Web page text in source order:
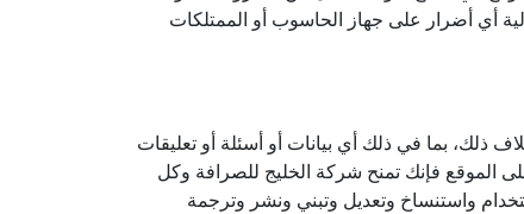
أي أضرار على جهاز الحاسوب أو الممتلكات
ذلك، بما في ذلك أي بيانات أو أسئلة أو تعليقات
الموقع فإنك تمنح شركة الخليج للصرافة وكل
واستنساخ وتعديل وتبني ونشر وترجمة